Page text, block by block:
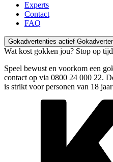
Experts
Contact
FAQ
Gokadvertenties actief
Wat kost gokken jou? Stop op
Speel bewust en voorkom een
contact op via 0800 24 000 22.
is strikt voor personen van 18